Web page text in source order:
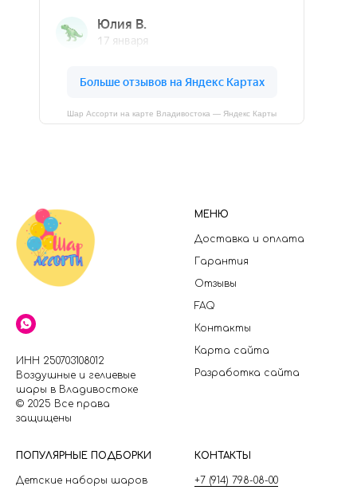
Шар Ассорти на карте Владивостока — Яндекс Карты
ИНН 250703108012
Воздушные и гелиевые
шары в Владивостоке
© 2025 Все права
защищены
МЕНЮ
Доставка и оплата
Гарантия
Отзывы
FAQ
Контакты
Карта сайта
Разработка сайта
ПОПУЛЯРНЫЕ ПОДБОРКИ
Детские наборы шаров
КОНТАКТЫ
+7 (914) 798-08-00